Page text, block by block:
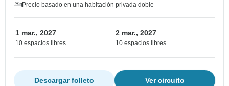
Precio basado en una habitación privada doble
1 mar., 2027
10 espacios libres
2 mar., 2027
10 espacios libres
Ver circuito
Descargar folleto